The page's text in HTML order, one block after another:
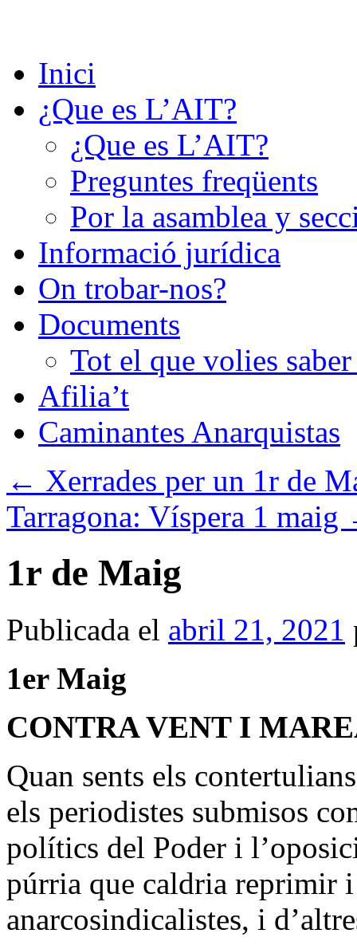
Inici
¿Que es L’AIT?
¿Que es L’AIT?
Preguntes freqüents
Por la asamblea y
Informació jurídica
On trobar-nos?
Documents
Tot el que volies
Afilia’t
Caminantes Anarquistas
← Xerrades per un 1r de
Tarragona: Víspera 1 maig
1r de Maig
Publicada el abril 21, 2021
1er Maig
CONTRA VENT I
Quan sents els
els periodistes submisos
polítics del Poder i
púrria que caldria reprimir i
anarcosindicalistes, i